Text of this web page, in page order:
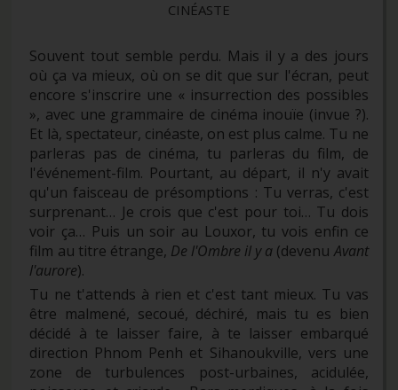
CINÉASTE
Souvent tout semble perdu. Mais il y a des jours
où ça va mieux, où on se dit que sur l'écran, peut
encore s'inscrire une « insurrection des possibles
», avec une grammaire de cinéma inouïe (invue ?).
Et là, spectateur, cinéaste, on est plus calme. Tu ne
parleras pas de cinéma, tu parleras du film, de
l'événement-film. Pourtant, au départ, il n'y avait
qu'un faisceau de présomptions : Tu verras, c'est
surprenant… Je crois que c'est pour toi… Tu dois
voir ça… Puis un soir au Louxor, tu vois enfin ce
film au titre étrange, De l'Ombre il y a (devenu Avant
l'aurore).
Tu ne t'attends à rien et c'est tant mieux. Tu vas
être malmené, secoué, déchiré, mais tu es bien
décidé à te laisser faire, à te laisser embarqué
direction Phnom Penh et Sihanoukville, vers une
zone de turbulences post-urbaines, acidulée,